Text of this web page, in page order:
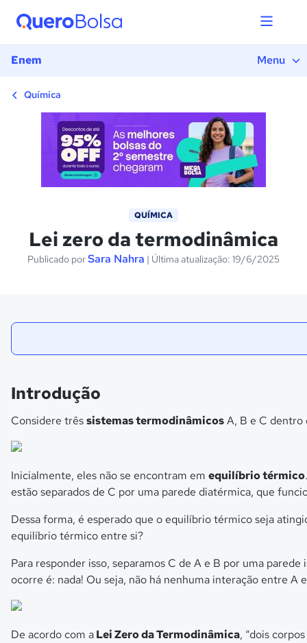
Enem Menu
Química
QUÍMICA
Lei zero da termodinâmica
Publicado porSara Nahra | Última atualização: 19/6/2025
3) Temperatura versus
Introdução
Considere trêssistemas termodinâmicosA, B e C dentro
Inicialmente, eles não se encontram em equilíbrio térmico
estão separados de C por uma parede diatérmica, que
Dessa forma, é esperado que o equilíbrio térmico seja
equilíbrio térmico entre si?
Para responder isso, separamos C de A e B por uma
ocorre é: nada! Ou seja, não há nenhuma interação entre
De acordo com aLei Zero da Termodinâmica, “dois